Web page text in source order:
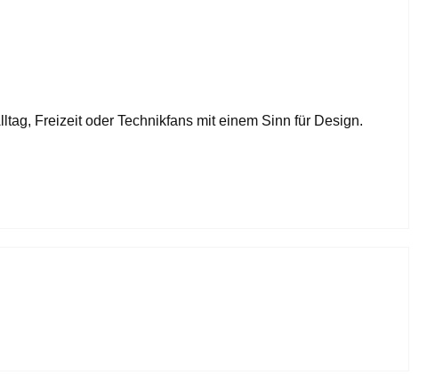
Freizeit oder Technikfans mit einem Sinn für Design.